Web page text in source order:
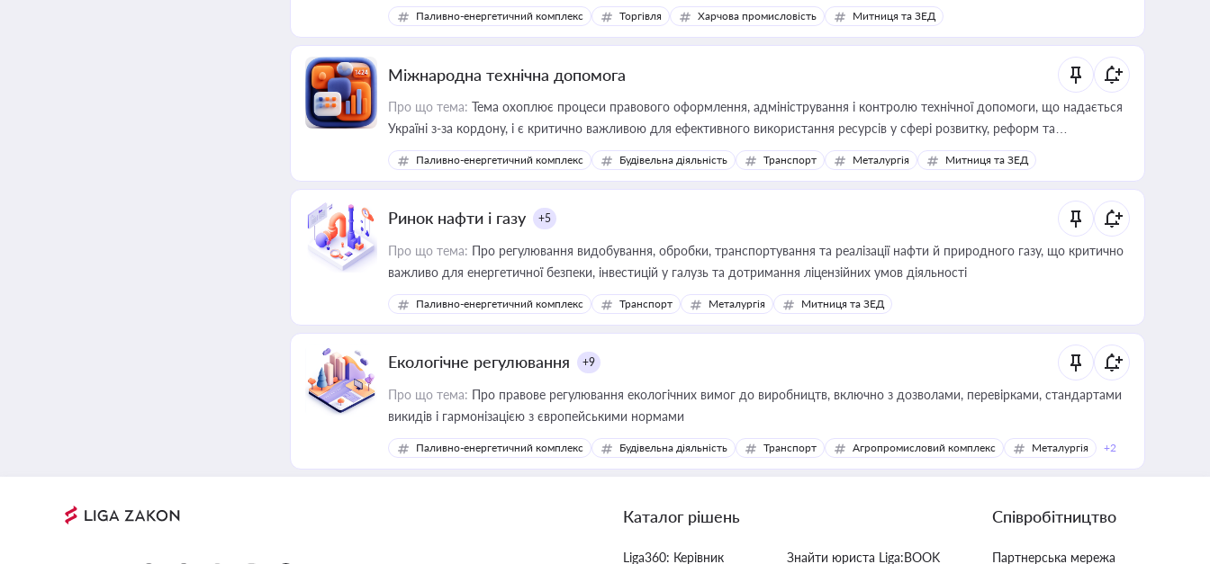
Паливно-енергетичний комплекс Торгівля Харчова промисловість Митниця та ЗЕД
Міжнародна технічна допомога
Про що тема: Тема охоплює процеси правового оформлення, адміністрування і контролю технічної допомоги, що надається
Україні з-за кордону, і є критично важливою для ефективного використання ресурсів у сфері розвитку, реформ та
інфраструктурних проєктів
Паливно-енергетичний комплекс Будівельна діяльність Транспорт Металургія Митниця та ЗЕД
Ринок нафти і газу +5
Про що тема: Про регулювання видобування, обробки, транспортування та реалізації нафти й природного газу, що критично
важливо для енергетичної безпеки, інвестицій у галузь та дотримання ліцензійних умов діяльності
Паливно-енергетичний комплекс Транспорт Металургія Митниця та ЗЕД
Екологічне регулювання +9
Про що тема: Про правове регулювання екологічних вимог до виробництв, включно з дозволами, перевірками, стандартами
викидів і гармонізацією з європейськими нормами
Паливно-енергетичний комплекс Будівельна діяльність Транспорт Агропромисловий комплекс Металургія +2
Каталог рішень
Liga360: Керівник Знайти юриста Liga:BOOK
Співробітництво
Партнерська мережа